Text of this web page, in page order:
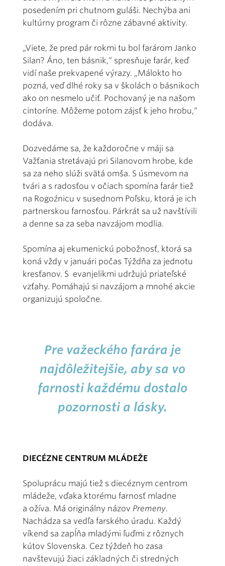
posedením pri chutnom guláši. Nechýba ani
kultúrny program či rôzne zábavné aktivity.
„Viete, že pred pár rokmi tu bol farárom Janko
Silan? Áno, ten básnik,“ spresňuje farár, keď
vidí naše prekvapené výrazy. „Málokto ho
pozná, veď dlhé roky sa v školách o básnikoch
ako on nesmelo učiť. Pochovaný je na našom
cintoríne. Môžeme potom zájsť k jeho hrobu,“
dodáva.
Dozvedáme sa, že každoročne v máji sa
Važťania stretávajú pri Silanovom hrobe, kde
sa za neho slúži svätá omša. S úsmevom na
tvári a s radosťou v očiach spomína farár tiež
na Rogoźnicu v susednom Poľsku, ktorá je ich
partnerskou farnosťou. Párkrát sa už navštívili
a denne sa za seba navzájom modlia.
Spomína aj ekumenickú pobožnosť, ktorá sa
koná vždy v januári počas Týždňa za jednotu
kresťanov. S evanjelikmi udržujú priateľské
vzťahy. Pomáhajú si navzájom a mnohé akcie
organizujú spoločne.
Pre važeckého farára je
najdôležitejšie, aby sa vo
farnosti každému dostalo
pozornosti a lásky.
DIECÉZNE CENTRUM MLÁDEŽE
Spoluprácu majú tiež s diecéznym centrom
mládeže, vďaka ktorému farnosť mladne
a ožíva. Má originálny názov Premeny.
Nachádza sa vedľa farského úradu. Každý
víkend sa zapĺňa mladými ľuďmi z rôznych
kútov Slovenska. Cez týždeň ho zasa
navštevujú žiaci základných či stredných